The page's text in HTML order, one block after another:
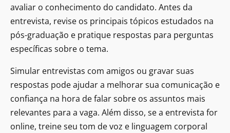
avaliar o conhecimento do candidato. Antes da
entrevista, revise os principais tópicos estudados na
pós-graduação e pratique respostas para perguntas
específicas sobre o tema.
Simular entrevistas com amigos ou gravar suas
respostas pode ajudar a melhorar sua comunicação e
confiança na hora de falar sobre os assuntos mais
relevantes para a vaga. Além disso, se a entrevista for
online, treine seu tom de voz e linguagem corporal